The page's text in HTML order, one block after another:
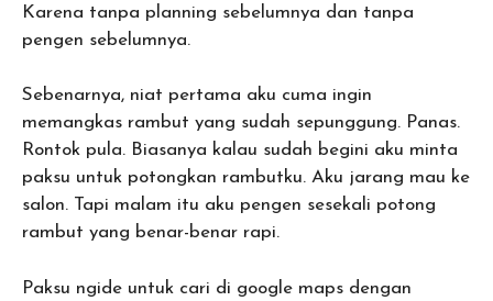
Karena tanpa planning sebelumnya dan tanpa
pengen sebelumnya.
Sebenarnya, niat pertama aku cuma ingin
memangkas rambut yang sudah sepunggung. Panas.
Rontok pula. Biasanya kalau sudah begini aku minta
paksu untuk potongkan rambutku. Aku jarang mau ke
salon. Tapi malam itu aku pengen sesekali potong
rambut yang benar-benar rapi.
Paksu ngide untuk cari di google maps dengan